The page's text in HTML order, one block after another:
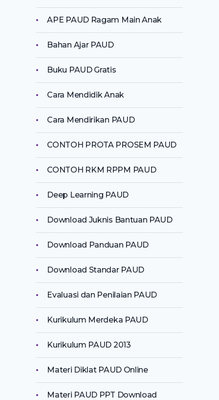
APE PAUD Ragam Main Anak
Bahan Ajar PAUD
Buku PAUD Gratis
Cara Mendidik Anak
Cara Mendirikan PAUD
CONTOH PROTA PROSEM PAUD
CONTOH RKM RPPM PAUD
Deep Learning PAUD
Download Juknis Bantuan PAUD
Download Panduan PAUD
Download Standar PAUD
Evaluasi dan Penilaian PAUD
Kurikulum Merdeka PAUD
Kurikulum PAUD 2013
Materi Diklat PAUD Online
Materi PAUD PPT Download